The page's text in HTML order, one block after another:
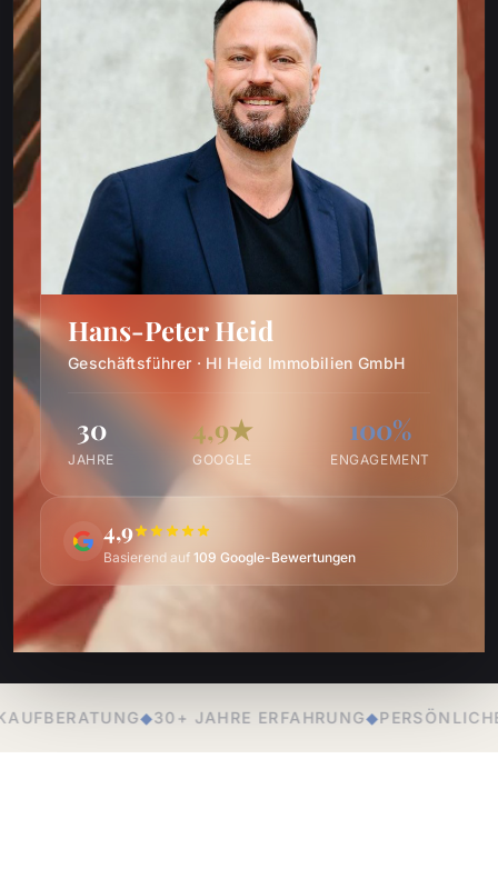
Hans-Peter Heid
Geschäftsführer · HI Heid Immobilien GmbH
30
JAHRE
4,9★
GOOGLE
100%
ENGAGEMENT
4,9
Basierend auf 109 Google-Bewertungen
ERFAHRUNG◆PERSÖNLICHE BETREUUNG◆LOKALE